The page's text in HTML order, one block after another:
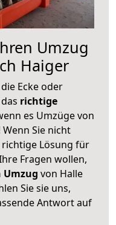
Umzug
Haiger
Ecke oder
richtige
es Umzüge von
Sie nicht
Lösung für
Fragen wollen,
von Halle
Sie sie uns,
Antwort auf